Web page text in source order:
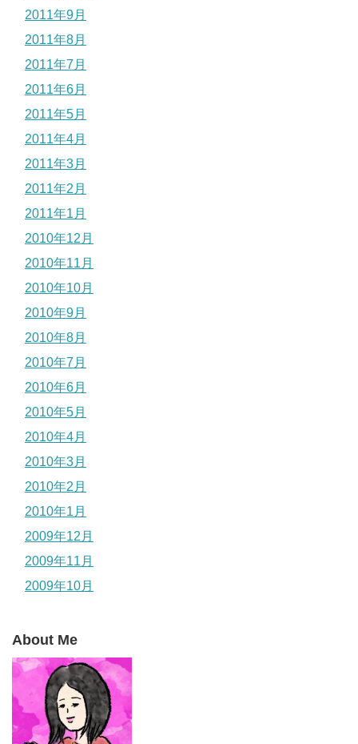
2011年9月
2011年8月
2011年7月
2011年6月
2011年5月
2011年4月
2011年3月
2011年2月
2011年1月
2010年12月
2010年11月
2010年10月
2010年9月
2010年8月
2010年7月
2010年6月
2010年5月
2010年4月
2010年3月
2010年2月
2010年1月
2009年12月
2009年11月
2009年10月
About Me